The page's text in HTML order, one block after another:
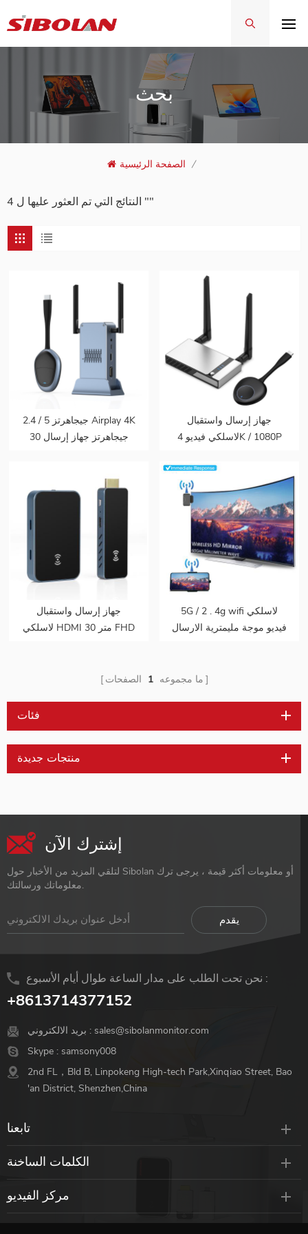
بحث
الصفحة الرئيسية /
4 النتائج التي تم العثور عليها ل ""
2.4 / 5 جيجاهرتز Airplay 4K
30 جيجاهرتز جهاز إرسال
واستقبال HDMI لاسلكي
جهاز إرسال واستقبال
لاسلكي فيديو 4K / 1080P
لجهاز عرض التلفزيون
جهاز إرسال واستقبال
لاسلكي HDMI 30 متر FHD
بروجيكتور للألعاب 0 كمون
5G / 2 . 4g wifi لاسلكي
فيديو موجة مليمترية الارسال
ما مجموعه 1 الصفحات
فئات
منتجات جديدة
إشترك الآن
لتلقي المزيد من الأخبار حول Sibolan أو معلومات أكثر قيمة ، يرجى ترك
معلوماتك ورسالتك.
نحن تحت الطلب على مدار الساعة طوال أيام الأسبوع :
+8613714377152
بريد الالكتروني : sales@sibolanmonitor.com
Skype : samsony008
2nd FL，Bld B, Linpokeng High-tech Park,Xinqiao Street, Bao
'an District, Shenzhen,China
تابعنا
الكلمات الساخنة
مركز الفيديو